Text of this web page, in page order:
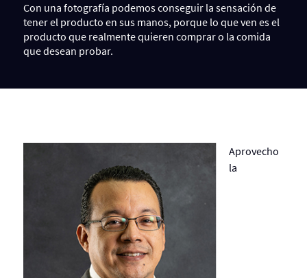
Con una fotografía podemos conseguir la sensación de
tener el producto en sus manos, porque lo que ven es el
producto que realmente quieren comprar o la comida
que desean probar.
Aprovecho
la